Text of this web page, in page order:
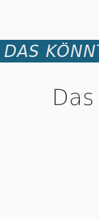
DAS